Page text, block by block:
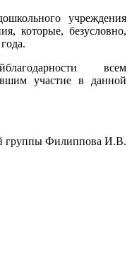
учреждения
которые, безусловно,
всем
участие в данной
группы Филиппова И.В.